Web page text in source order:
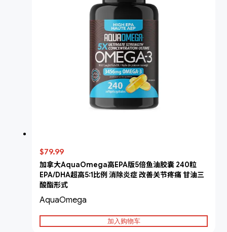
$79.99
加拿大AquaOmega高EPA版5倍鱼油胶囊 240粒
EPA/DHA超高5:1比例 消除炎症 改善关节疼痛 甘油三
酸酯形式
AquaOmega
加入购物车